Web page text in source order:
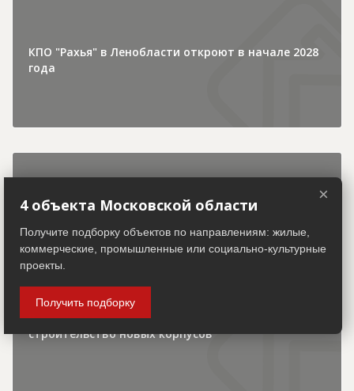
КПО "Рахья" в Ленобласти откроют в начале 2028
года
Городская хроника
В детском лагере «Зеркальный» продолжается
строительство новых корпусов
×
4 объекта Московской области
Получите подборку объектов по направлениям: жилые,
коммерческие, промышленные или социально-культурные
проекты.
Получить подборку